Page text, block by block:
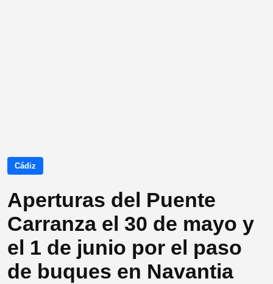
Cádiz
Aperturas del Puente
Carranza el 30 de mayo y
el 1 de junio por el paso
de buques en Navantia